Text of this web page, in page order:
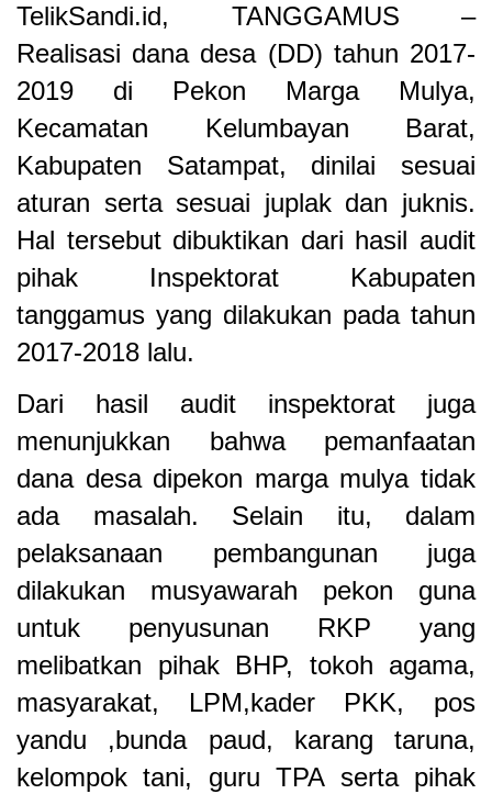
TelikSandi.id, TANGGAMUS –
Realisasi dana desa (DD) tahun 2017-
2019 di Pekon Marga Mulya,
Kecamatan Kelumbayan Barat,
Kabupaten Satampat, dinilai sesuai
aturan serta sesuai juplak dan juknis.
Hal tersebut dibuktikan dari hasil audit
pihak Inspektorat Kabupaten
tanggamus yang dilakukan pada tahun
2017-2018 lalu.
Dari hasil audit inspektorat juga
menunjukkan bahwa pemanfaatan
dana desa dipekon marga mulya tidak
ada masalah. Selain itu, dalam
pelaksanaan pembangunan juga
dilakukan musyawarah pekon guna
untuk penyusunan RKP yang
melibatkan pihak BHP, tokoh agama,
masyarakat, LPM,kader PKK, pos
yandu ,bunda paud, karang taruna,
kelompok tani, guru TPA serta pihak